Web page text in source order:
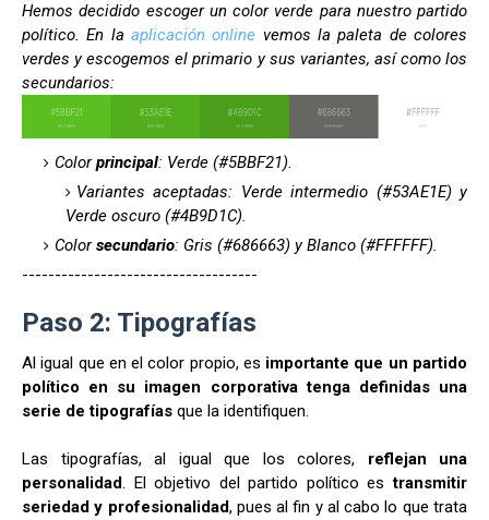
Hemos decidido escoger un color verde para nuestro partido
político. En la aplicación online vemos la paleta de colores
verdes y escogemos el primario y sus variantes, así como los
secundarios:
Colorprincipal: Verde (#5BBF21).
Variantes aceptadas: Verde intermedio (#53AE1E) y
Verde oscuro (#4B9D1C).
Colorsecundario: Gris (#686663) y Blanco (#FFFFFF).
------------------------------------
Paso 2: Tipografías
Al igual que en el color propio, es importante que un partido
político en su imagen corporativa tenga definidas una
serie de tipografías que la identifiquen.
Las tipografías, al igual que los colores, reflejan una
personalidad. El objetivo del partido político estransmitir
seriedad y profesionalidad, pues al fin y al cabo lo que trata